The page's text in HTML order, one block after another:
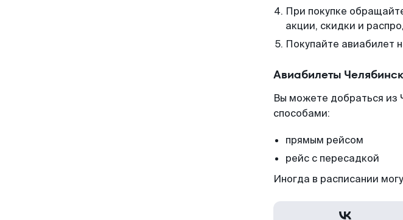
При покупке
акции, скидки и
Покупайте авиабилет
Авиабилеты
Вы можете добраться из
способами:
прямым рейсом
рейс с пересадкой
Иногда в расписании